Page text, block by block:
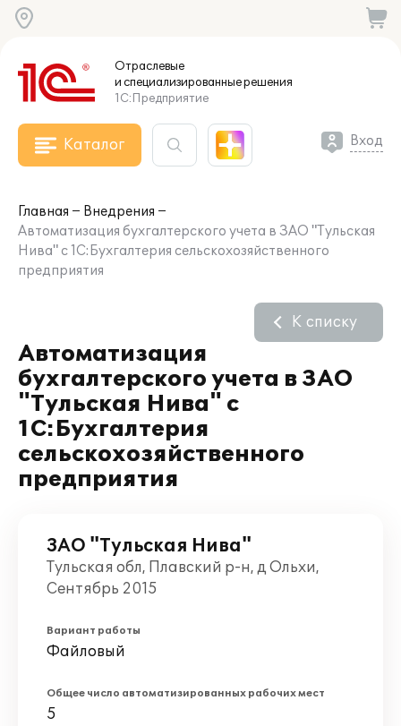
Отраслевые
и специализированныерешения
1С:Предприятие
Каталог Вход
Главная
Внедрения
Автоматизация бухгалтерского учета в ЗАО "Тульская
Нива" с 1С:Бухгалтерия сельскохозяйственного
предприятия
Автоматизация
бухгалтерского учета в ЗАО
"Тульская Нива" с
1С:Бухгалтерия
сельскохозяйственного
предприятия
К списку
ЗАО "Тульская Нива"
Тульская обл, Плавский р-н, д Ольхи,
Сентябрь 2015
Вариант работы
Файловый
Общее число автоматизированных рабочих мест
5